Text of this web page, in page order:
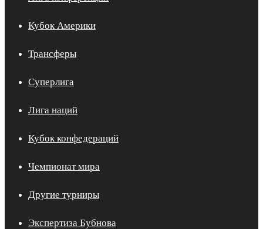
Кубок Америки
Трансферы
Суперлига
Лига наций
Кубок конфедераций
Чемпионат мира
Другие турниры
Экспертиза Бубнова